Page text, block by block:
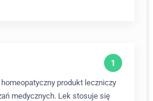
produkt leczniczy
medycznych. Lek stosuje się